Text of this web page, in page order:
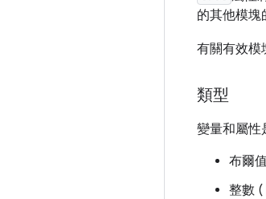
的其他模塊
有關有效模
類型
變量和屬性
布爾
整數 (